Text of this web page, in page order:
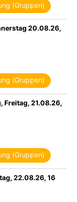
(Gruppen)
20.08.26,
(Gruppen)
Freitag, 21.08.26,
(Gruppen)
22.08.26, 16